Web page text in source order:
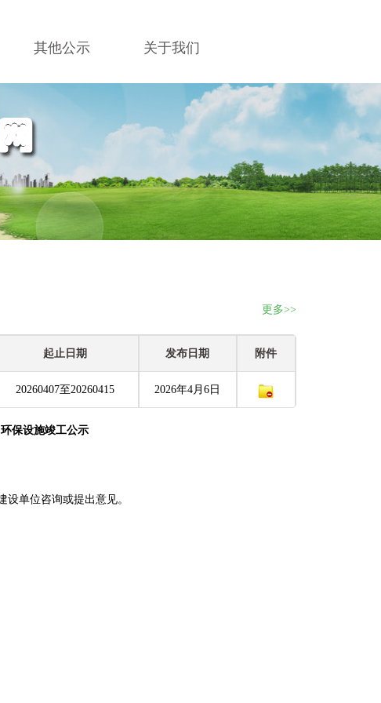
其他公示 关于我们
更多>>
起止日期 发布日期 附件
20260407至20260415 2026年4月6日
保设施竣工公示
单位咨询或提出意见。